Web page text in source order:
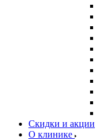
Скидки и акции
О клинике